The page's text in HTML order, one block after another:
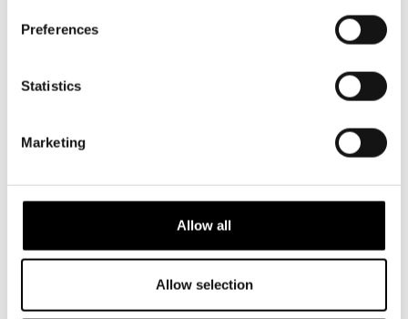
Preferences
Statistics
Marketing
Allow all
Allow selection
Svenska Teatern Live
Norra esplanaden 2
LÄNKAR
Frågor & svar
Press
Register- och dataskyddsbeskrivning